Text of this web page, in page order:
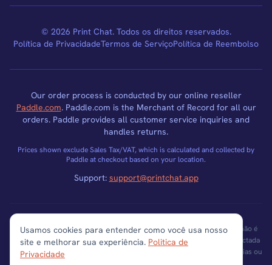
© 2026 Print Chat. Todos os direitos reservados.
Política de PrivacidadeTermos de ServiçoPolítica de Reembolso
Our order process is conducted by our online reseller
Paddle.com. Paddle.com is the Merchant of Record for all our
orders. Paddle provides all customer service inquiries and
handles returns.
Prices shown exclude Sales Tax/VAT, which is calculated and collected by
Paddle at checkout based on your location.
Support: support@printchat.app
Aviso Legal: Print Chat é uma ferramenta de software independente e não é
afiliada, autorizada, endossada ou de qualquer forma oficialmente conectada
com WhatsApp LLC, Meta Platforms, Inc., ou qualquer de suas subsidiárias ou
Usamos cookies para entender como você usa nosso
site e melhorar sua experiência. Politica de
Privacidade